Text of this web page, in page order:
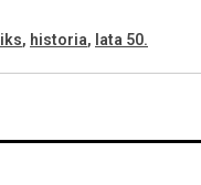
, historia, lata 50.